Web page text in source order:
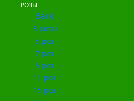
РОЗЫ
Back
3 розы
5 роз
7 роз
9 роз
11 роз
15 роз